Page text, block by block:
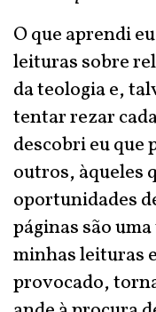
O que aprendi
leituras sobre
da teologia e,
tentar rezar
descobri eu que
outros, àqueles
oportunidades
páginas são
minhas leituras
provocado,